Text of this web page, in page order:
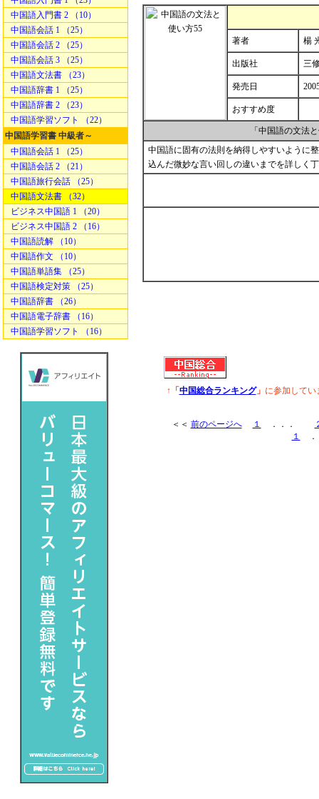
中国語入門書 2 （10）
中国語会話 1 （25）
中国語会話 2 （25）
中国語会話 3 （25）
中国語文法書 （23）
中国語辞書 1 （25）
中国語辞書 2 （23）
中国語学習ソフト （22）
中国語学習書 中級者～
中国語会話 1 （25）
中国語会話 2 （21）
中国語旅行会話 （25）
中国語文法書 （32）
ビジネス中国語 1 （20）
ビジネス中国語 2 （16）
中国語読解 （10）
中国語作文 （10）
中国語単語集 （25）
中国語検定対策 （25）
中国語辞書 （26）
中国語電子辞書 （16）
中国語学習ソフト （16）
著者 楊
出版社 三
発売日
おすすめ度
「中国語の文法
中国語に固有の法則を納得しやすいように
込んだ微妙な言い回しの違いまでを詳しく
↑「 中国総合ランキング」 に参加してい
＜＜ 前のページへ １ ．．．
１